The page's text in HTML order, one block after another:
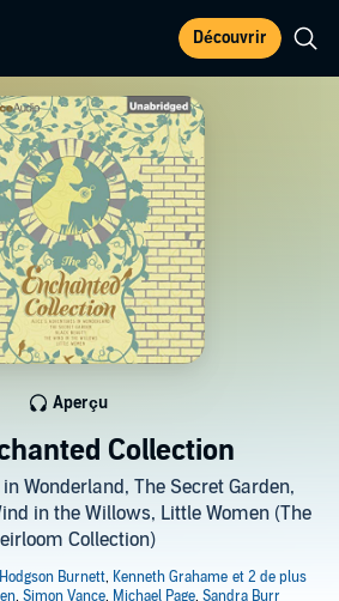
Découvrir
Collection
Wonderland, The Secret Garden,
in the Willows, Little Women (The
Collection)
Aperçu